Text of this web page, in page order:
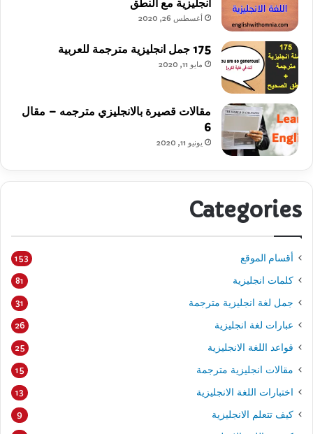
انجليزية مع النطق
أغسطس 26, 2020
175 جمل انجليزية مترجمة للعربية
مايو 11, 2020
مقالات قصيرة بالانجليزي مترجمه – مقال
6
يونيو 11, 2020
Categories
أقسام الموقع 153
كلمات انجليزية 81
جمل لغة انجليزية مترجمة 31
عبارات لغة انجليزية 26
قواعد اللغة الانجليزية 25
مقالات انجليزية مترجمة 15
اختبارات اللغة الانجليزية 13
كيف تتعلم الانجليزية 9